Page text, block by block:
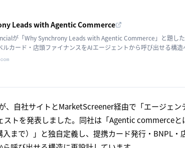
Leads with Agentic Commerce
が「Why Synchrony Leads with Agentic Commerce」と題した
ルカード・店頭ファイナンスをAIエージェントから呼び出せる構
、自社サイトとMarketScreener経由で「エージェン
ストを発表しました。同社は「Agentic commerceと
まで）」と独自定義し、提携カード発行・BNPL・